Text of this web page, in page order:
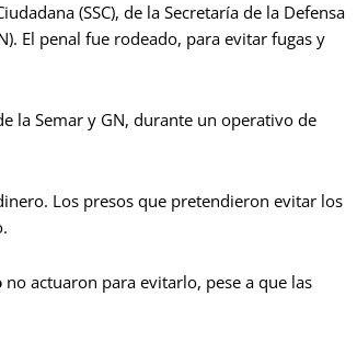
(SSC), de la Secretaría de la Defensa
El penal fue rodeado, para evitar fugas y
la Semar y GN, durante un operativo de
Los presos que pretendieron evitar los
no actuaron para evitarlo, pese a que las